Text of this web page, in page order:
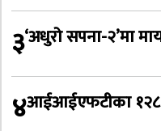
३‘अधुरो सपना-२’मा
४आईआईएफटीका १२८